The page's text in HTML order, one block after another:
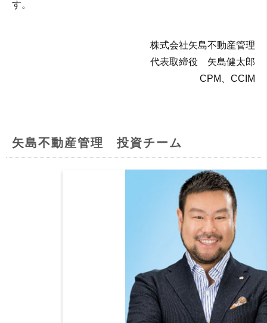
す。
株式会社矢島不動産管理
代表取締役 矢島健太郎
CPM、CCIM
矢島不動産管理 投資チーム